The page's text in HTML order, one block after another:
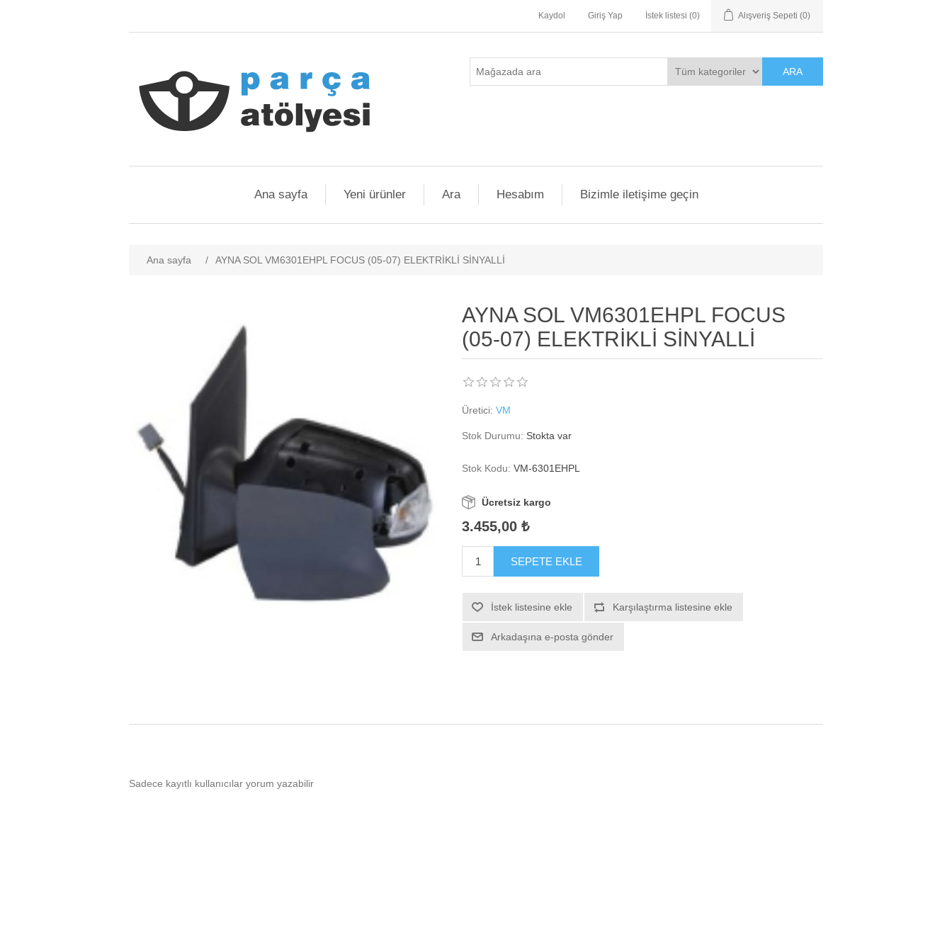
Kaydol Giriş Yap İstek listesi (0) Alışveriş Sepeti (0)
ARA
Ana sayfa Yeni ürünler Ara Hesabım Bizimle iletişime geçin
Ana sayfa / AYNA SOL VM6301EHPL FOCUS (05-07) ELEKTRİKLİ SİNYALLİ
AYNA SOL VM6301EHPL FOCUS
(05-07) ELEKTRİKLİ SİNYALLİ
Üretici: VM
Stok Durumu: Stokta var
Stok Kodu: VM-6301EHPL
Ücretsiz kargo
3.455,00 ₺
SEPETE EKLE
İstek listesine ekle Karşılaştırma listesine ekle
Arkadaşına e-posta gönder
Sadece kayıtlı kullanıcılar yorum yazabilir